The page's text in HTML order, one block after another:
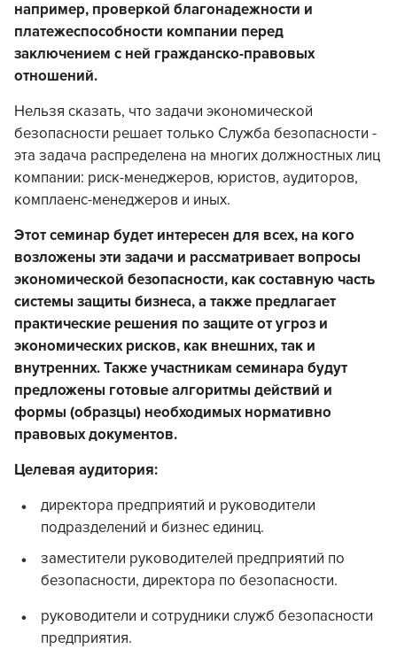
например, проверкой благонадежности и
платежеспособности компании перед
заключением с ней гражданско-правовых
отношений.
Нельзя сказать, что задачи экономической
безопасности решает только Служба безопасности -
эта задача распределена на многих должностных лиц
компании: риск-менеджеров, юристов, аудиторов,
комплаенс-менеджеров и иных.
Этот семинар будет интересен для всех, на кого
возложены эти задачи и рассматривает вопросы
экономической безопасности, как составную часть
системы защиты бизнеса, а также предлагает
практические решения по защите от угроз и
экономических рисков, как внешних, так и
внутренних. Также участникам семинара будут
предложены готовые алгоритмы действий и
формы (образцы) необходимых нормативно
правовых документов.
Целевая аудитория:
директора предприятий и руководители
подразделений и бизнес единиц.
заместители руководителей предприятий по
безопасности, директора по безопасности.
руководители и сотрудники служб безопасности
предприятия.